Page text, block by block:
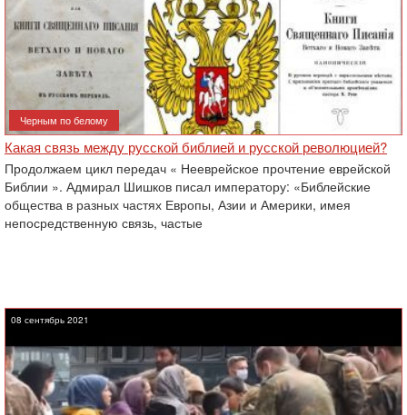
Черным по белому
Какая связь между русской библией и русской революцией?
Продолжаем цикл передач « Нееврейское прочтение еврейской
Библии ». Адмирал Шишков писал императору: «Библейские
общества в разных частях Европы, Азии и Америки, имея
непосредственную связь, частые
08 сентябрь 2021